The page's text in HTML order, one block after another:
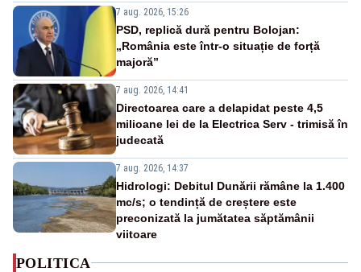
7 aug. 2026, 15:26
PSD, replică dură pentru Bolojan:
„România este într-o situație de forță
majoră”
7 aug. 2026, 14:41
Directoarea care a delapidat peste 4,5
milioane lei de la Electrica Serv - trimisă în
judecată
7 aug. 2026, 14:37
Hidrologi: Debitul Dunării rămâne la 1.400
mc/s; o tendință de creștere este
preconizată la jumătatea săptămânii
viitoare
POLITICA